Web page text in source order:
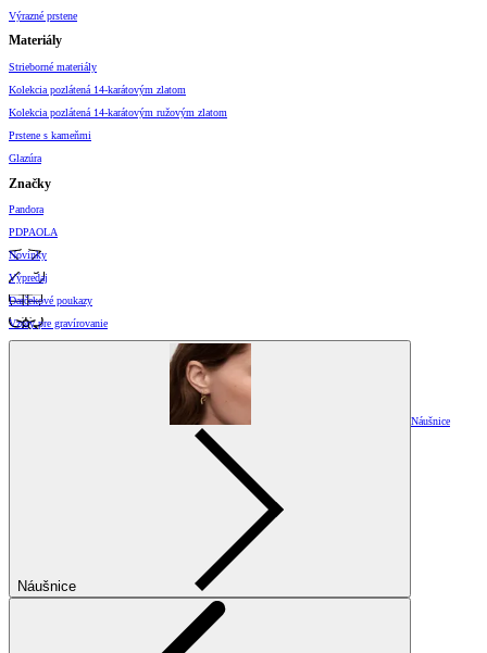
Výrazné prstene
Materiály
Strieborné materiály
Kolekcia pozlátená 14-karátovým zlatom
Kolekcia pozlátená 14-karátovým ružovým zlatom
Prstene s kameňmi
Glazúra
Značky
Pandora
PDPAOLA
Novinky
Výpredaj
Darčekové poukazy
Vzory pre gravírovanie
Náušnice
Náušnice